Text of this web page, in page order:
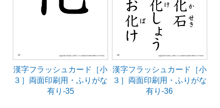
漢字フラッシュカード［小
３］両面印刷用・ふりがな
有り-35
漢字フラッシュカード［小
３］両面印刷用・ふりがな
有り-36